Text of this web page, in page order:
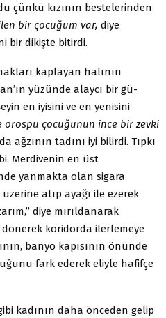
çünkü kızının bestelerin­den
bir çocuğum var, diye
bir dikişte bitirdi.
kaplayan halının
yüzünde alaycı bir gü­
en iyisini ve en yeni­sini
orospu çocuğunun ince bir zevki
ağzının tadını iyi bi­lirdi. Tıpkı
Merdivenin en üst
yanmakta olan sigara
atıp ayağı ile eze­rek
diye mırıldana­rak
dönerek koridorda iler­lemeye
banyo kapısının önünde
fark ederek eliyle hafifçe
kadının daha önce­den gelip